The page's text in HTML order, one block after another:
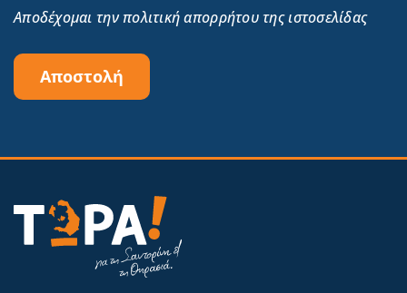
Αποδέχομαι την πολιτική απορρήτου της ιστοσελίδας
Αποστολή